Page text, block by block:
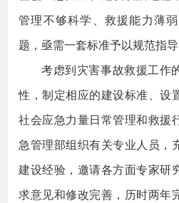
管理不够科学、救援能力薄
题，亟需一套标准予以规范指导
考虑到灾害事故救援工作
性，制定相应的建设标准、设
社会应急力量日常管理和救援
急管理部组织有关专业人员，
建设经验，邀请各方面专家研
求意见和修改完善，历时两年